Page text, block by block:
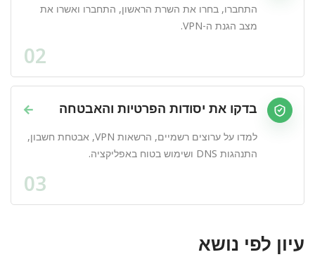
התחברו, בחרו את השרת הראשון, התחברו ואשרו את
מצב הגנת ה-VPN.
02
→ בדקו את יסודות הפרטיות והאבטחה
למדו על ערוצים רשמיים, הרשאות VPN, אבטחת חשבון,
התנהגות DNS ושימוש בטוח באפליקציה.
03
עיון לפי נושא